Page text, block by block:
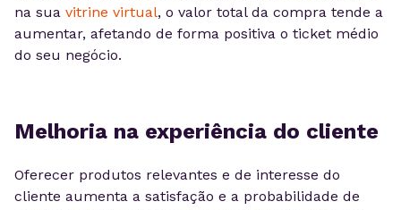
na sua vitrine virtual, o valor total da compra tende a
aumentar, afetando de forma positiva o ticket médio
do seu negócio.
Melhoria na experiência do cliente
Oferecer produtos relevantes e de interesse do
cliente aumenta a satisfação e a probabilidade de